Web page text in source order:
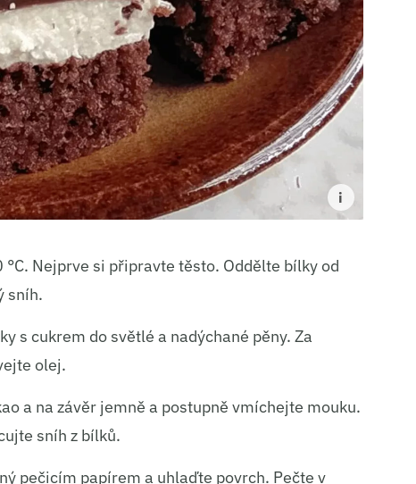
Nejprve si připravte těsto. Oddělte bílky od
sníh.
s cukrem do světlé a nadýchané pěny. Za
olej.
a na závěr jemně a postupně vmíchejte mouku.
sníh z bílků.
pečicím papírem a uhlaďte povrch. Pečte v